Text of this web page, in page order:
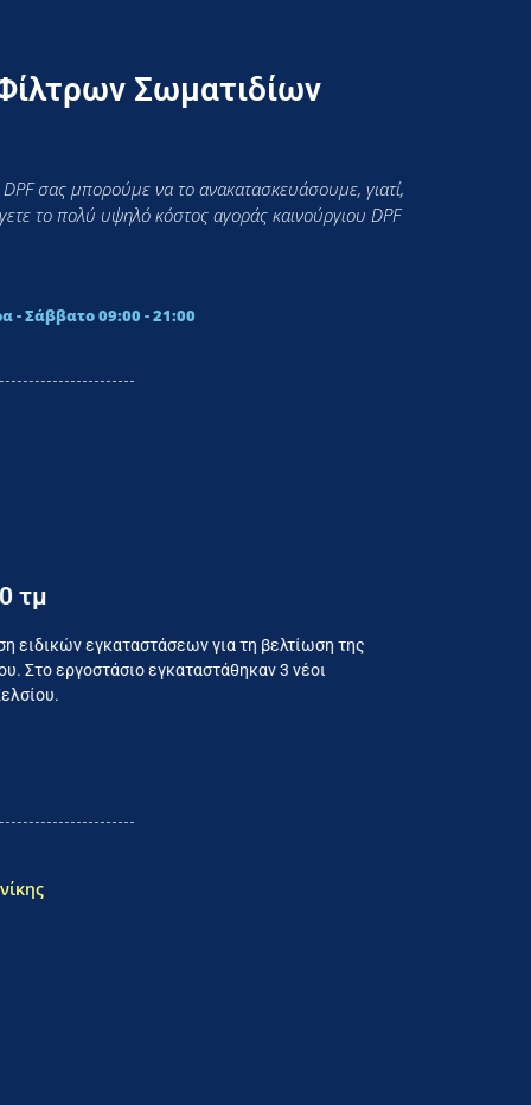
Σωματιδίων
σας μπορούμε να το ανακατασκευάσουμε, γιατί,
το πολύ υψηλό κόστος αγοράς καινούργιου DPF
- Σάββατο 09:00 - 21:00
τμ
ειδικών εγκαταστάσεων για τη βελτίωση της
Στο εργοστάσιο εγκαταστάθηκαν 3 νέοι